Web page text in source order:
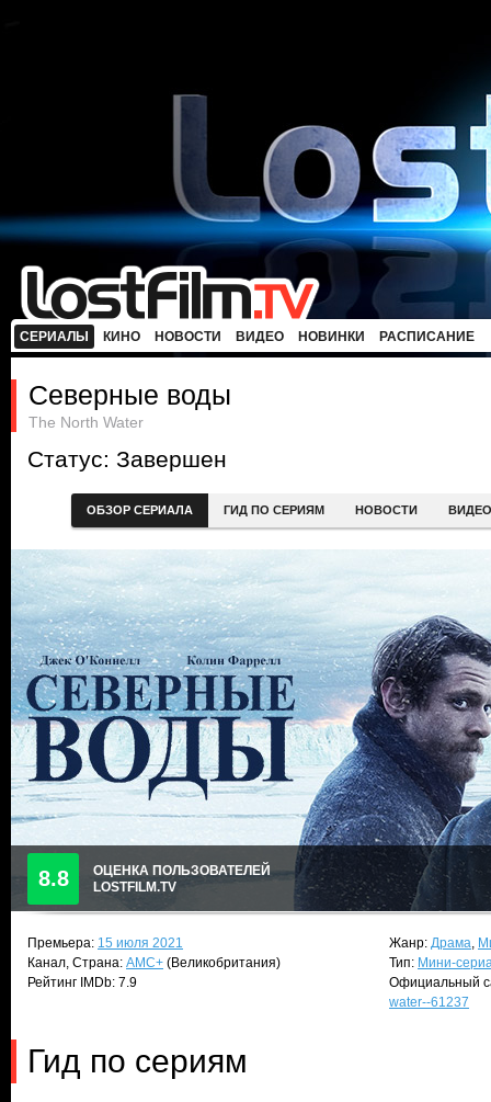
СЕРИАЛЫ КИНО НОВОСТИ ВИДЕО НОВИНКИ РАСПИСАНИЕ
Северные воды
The North Water
Статус: Завершен
ОБЗОР СЕРИАЛА ГИД ПО СЕРИЯМ НОВОСТИ ВИДЕО
8.8
ОЦЕНКА ПОЛЬЗОВАТЕЛЕЙ
LOSTFILM.TV
Премьера: 15 июля 2021
Канал, Страна: AMC+ (Великобритания)
Рейтинг IMDb: 7.9
Жанр: Драма,
Тип: Мини-
Официальный
water--61237
Гид по сериям